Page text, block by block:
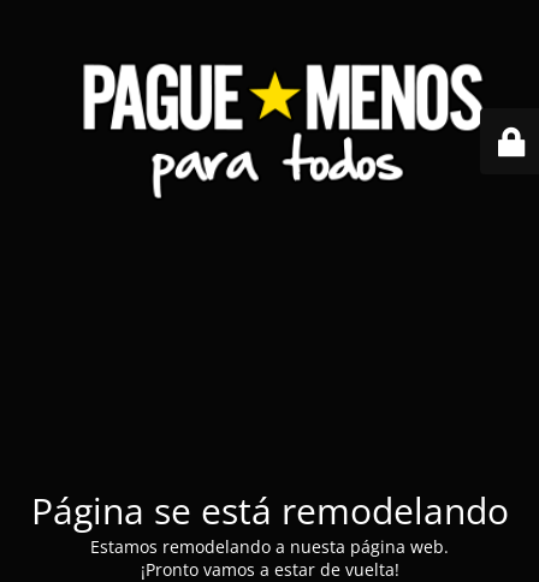
Página se está remodelando
Estamos remodelando a nuesta página web.
¡Pronto vamos a estar de vuelta!